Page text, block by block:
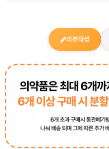
리뷰작성